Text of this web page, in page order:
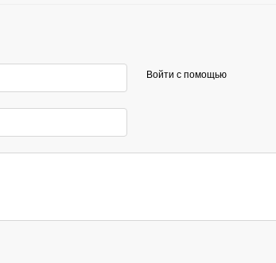
Войти с помощью